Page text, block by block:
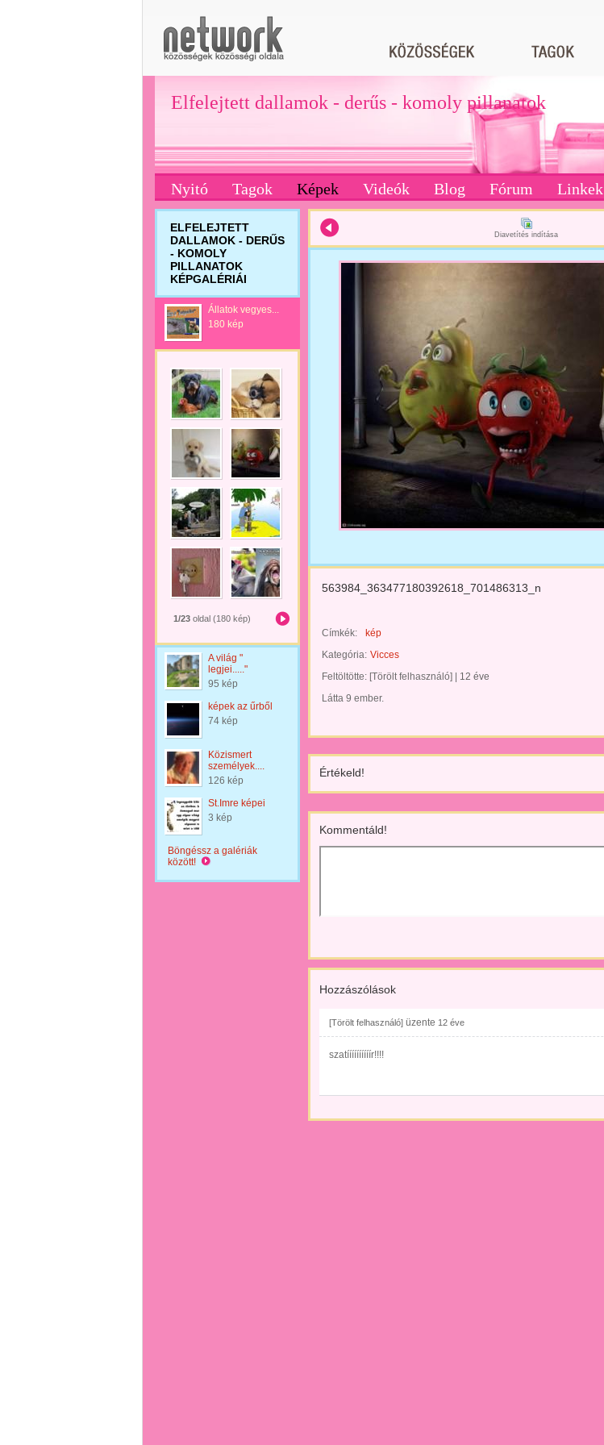
Elfelejtett dallamok - derűs - komoly pillanatok
Nyitó Tagok Képek Videók Blog Fórum Linkek
ELFELEJTETT
DALLAMOK - DERŰS
- KOMOLY
PILLANATOK
KÉPGALÉRIÁI
Állatok vegyes...
180 kép
1/23 oldal (180 kép)
A világ "
legjei....."
95 kép
képek az űrből
74 kép
Közismert
személyek....
126 kép
St.Imre képei
3 kép
Böngéssz a galériák
között!
Diavetítés indítása
563984_363477180392618_701486313_n
Címkék:
kép
Kategória: Vicces
Feltöltötte: [Törölt felhasználó]
12 éve
Látta 9 ember.
Értékeld!
Kommentáld!
Hozzászólások
[Törölt felhasználó] üzente 12 éve
szatíííííííííír!!!!